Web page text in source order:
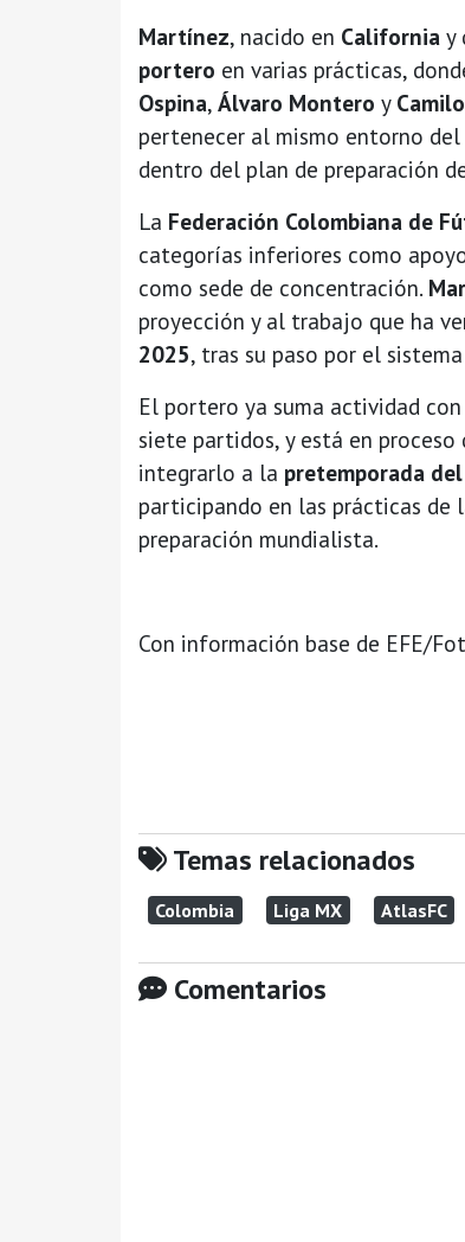
Martínez, nacido en California y
portero en varias prácticas,
Ospina, Álvaro Montero y
pertenecer al mismo entorno
dentro del plan de preparación
La Federación Colombiana de
categorías inferiores como
como sede de concentración.
proyección y al trabajo que ha
2025, tras su paso por el
El portero ya suma actividad
siete partidos, y está en proceso
integrarlo a la pretemporada
participando en las prácticas de
preparación mundialista.
Con información base de EFE/
Temas relacionados
Colombia Liga MX AtlasFC
Comentarios